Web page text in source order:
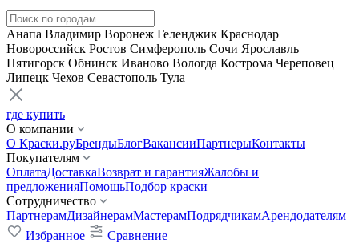
Анапа Владимир Воронеж Геленджик Краснодар
Новороссийск Ростов Симферополь Сочи Ярославль
Пятигорск Обнинск Иваново Вологда Кострома Череповец
Липецк Чехов Севастополь Тула
где купить
О компании
О Краски.руБрендыБлогВакансииПартнерыКонтакты
Покупателям
ОплатаДоставкаВозврат и гарантияЖалобы и
предложенияПомощьПодбор краски
Сотрудничество
ПартнерамДизайнерамМастерамПодрядчикамАрендодателям
Избранное
Сравнение